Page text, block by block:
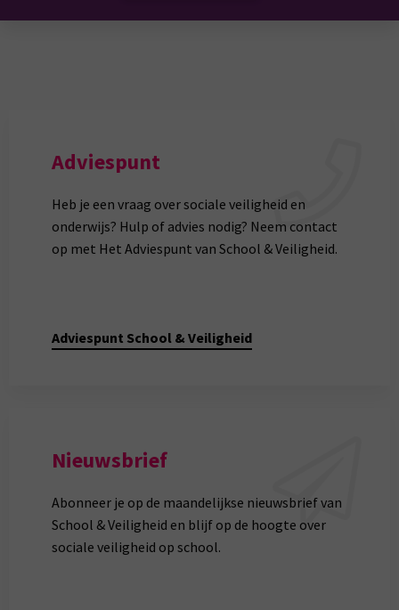
Adviespunt
Heb je een vraag over sociale veiligheid en
onderwijs? Hulp of advies nodig? Neem contact
op met Het Adviespunt van School & Veiligheid.
Adviespunt School & Veiligheid
Nieuwsbrief
Abonneer je op de maandelijkse nieuwsbrief van
School & Veiligheid en blijf op de hoogte over
sociale veiligheid op school.